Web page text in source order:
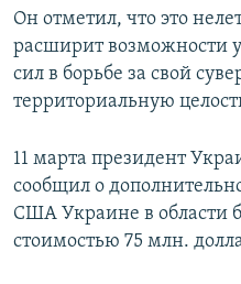
Он отметил, что это
расширит возможности
сил в борьбе за свой
территориальную
11 марта президент
сообщил о
США Украине в области
стоимостью 75 млн.